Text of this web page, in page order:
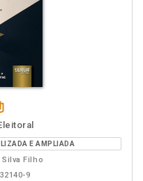
E AMPLIADA
Filho
9